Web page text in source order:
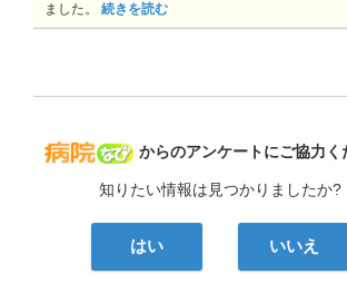
病院なび
からのアンケートにご協力く
知りたい情報は見つかりましたか?
はい いいえ
ました。 続きを読む